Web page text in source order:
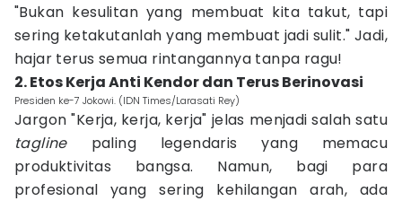
"Bukan kesulitan yang membuat kita takut, tapi
sering ketakutanlah yang membuat jadi sulit." Jadi,
hajar terus semua rintangannya tanpa ragu!
2. Etos Kerja Anti Kendor dan Terus Berinovasi
Presiden ke-7 Jokowi. (IDN Times/Larasati Rey)
Jargon "Kerja, kerja, kerja" jelas menjadi salah satu
taglinepaling legendaris yang memacu
produktivitas bangsa. Namun, bagi para
profesional yang sering kehilangan arah, ada